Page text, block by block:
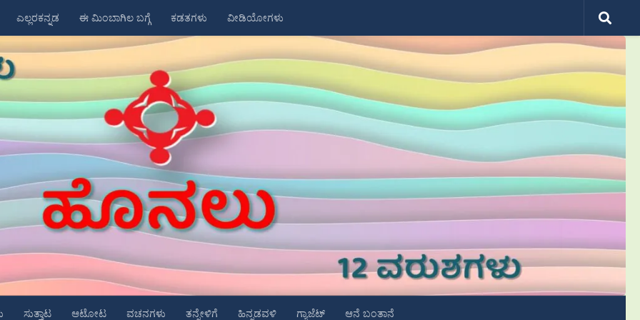
ಎಲ್ಲರಕನ್ನಡ ಈ ಮಿಂಬಾಗಿಲ ಬಗ್ಗೆ ಕಡತಗಳು ವೀಡಿಯೋಗಳು
ಸುತ್ತಾಟ ಆಟೋಟ ವಚನಗಳು ತನ್ನೇಳಿಗೆ ಹಿನ್ನಡವಳಿ ಗ್ಯಾಜೆಟ್ ಆನೆ ಬಂತಾನೆ